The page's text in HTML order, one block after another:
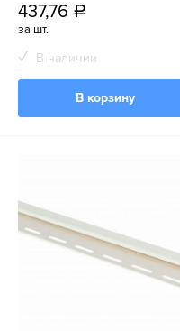
437,76 a
за шт.
В наличии
В корзину